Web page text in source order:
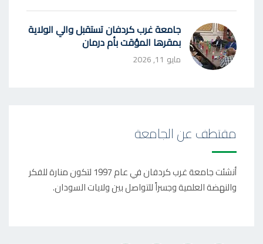
جامعة غرب كردفان تستقبل والي الولاية
بمقرها المؤقت بأم درمان
مايو 11, 2026
مقتطف عن الجامعة
أنشئت جامعة غرب كردفان في عام 1997 لتكون منارة للفكر
والنهضة العلمية وجسراً للتواصل بين ولايات السودان.